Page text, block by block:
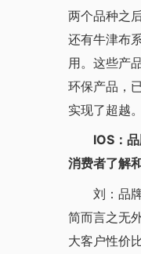
两个品种之
还有牛津布
用。这些产
环保产品，
实现了超越
IOS：品牌
消费者了解
刘：品牌
简而言之无
大客户性价